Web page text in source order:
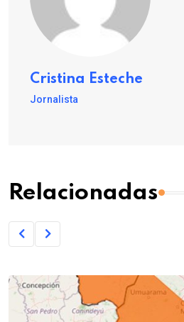
Cristina Esteche
Jornalista
Relacionadas